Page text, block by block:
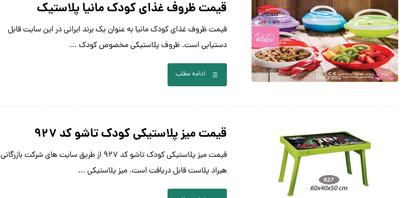
قیمت ظروف غذای کودک مانیا پلاستیک
قیمت ظروف غذای کودک مانیا به عنوان یک برند ایرانی در این سایت قابل
دستیابی است. ظروف پلاستیکی مخصوص کودک ...
ادامه مطلب
قیمت میز پلاستیکی کودک تاشو کد ۹۲۷
قیمت میز پلاستیکی کودک تاشو کد ۹۲۷ از طریق سایت های شرکت بازرگانی
هیراد پلاست قابل دریافت است. میز پلاستیکی ...